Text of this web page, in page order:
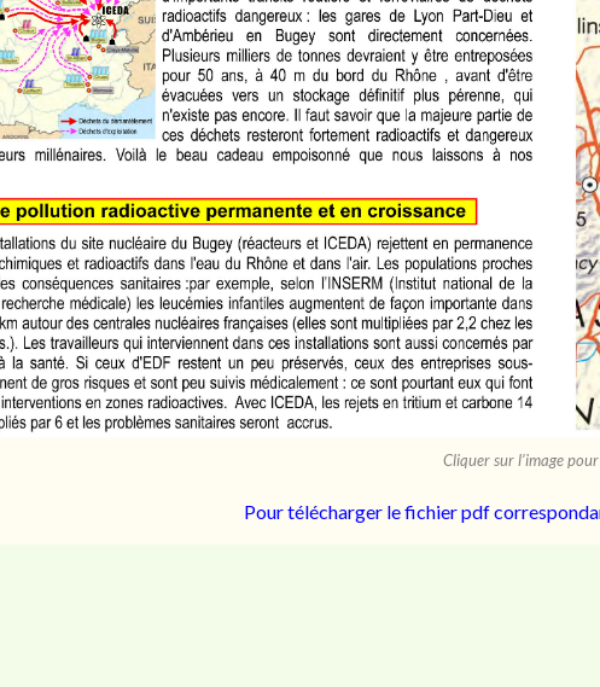
Cliquer sur l’image
Pour télécharger le fichier pdf